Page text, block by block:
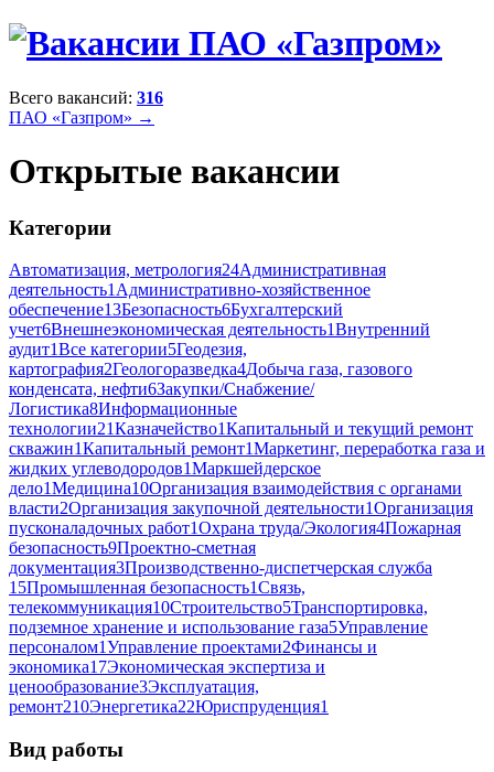
Всего вакансий: 316
ПАО «Газпром» →
Открытые вакансии
Категории
Автоматизация, метрология24Административная
деятельность1Административно-хозяйственное
обеспечение13Безопасность6Бухгалтерский
учет6Внешнеэкономическая деятельность1Внутренний
аудит1Все категории5Геодезия,
картография2Геологоразведка4Добыча газа, газового
конденсата, нефти6Закупки/Снабжение/
Логистика8Информационные
технологии21Казначейство1Капитальный и текущий ремонт
скважин1Капитальный ремонт1Маркетинг, переработка газа и
жидких углеводородов1Маркшейдерское
дело1Медицина10Организация взаимодействия с органами
власти2Организация закупочной деятельности1Организация
пусконаладочных работ1Охрана труда/Экология4Пожарная
безопасность9Проектно-сметная
документация3Производственно-диспетчерская служба
15Промышленная безопасность1Связь,
телекоммуникация10Строительство5Транспортировка,
подземное хранение и использование газа5Управление
персоналом1Управление проектами2Финансы и
экономика17Экономическая экспертиза и
ценообразование3Эксплуатация,
ремонт210Энергетика22Юриспруденция1
Вид работы